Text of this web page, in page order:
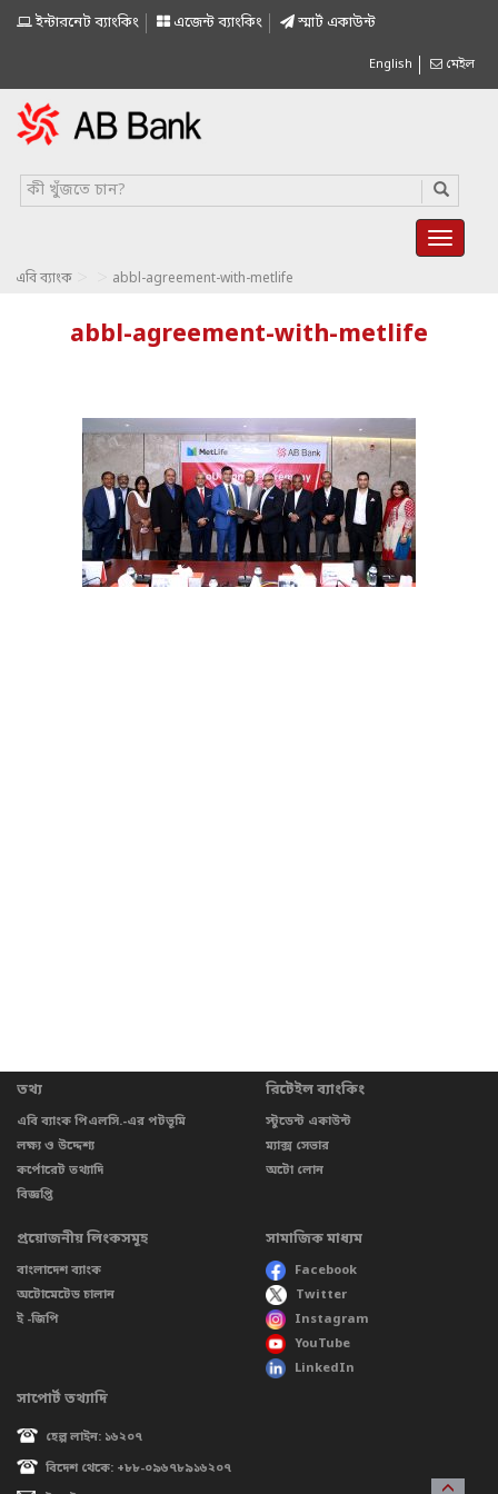
ইন্টারনেট ব্যাংকিং এজেন্ট ব্যাংকিং স্মাৰ্ট একাউন্ট
English মেইল
এবি ব্যাংক abbl-agreement-with-metlife
abbl-agreement-with-metlife
তথ্য
এবি ব্যাংক পিএলসি.-এর পটভূমি
লক্ষ্য ও উদ্দেশ্য
কর্পোরেট তথ্যাদি
বিজ্ঞপ্তি
রিটেইল ব্যাংকিং
স্টুডেন্ট একাউন্ট
ম্যাক্স সেভার
অটো লোন
প্রয়োজনীয় লিংকসমূহ
বাংলাদেশ ব্যাংক
অটোমেটেড চালান
ই -জিপি
সামাজিক মাধ্যম
Facebook
Twitter
Instagram
YouTube
LinkedIn
সাপোর্ট তথ্যাদি
হেল্প লাইন: ১৬২০৭
বিদেশ থেকে: +৮৮-০৯৬৭৮৯১৬২০৭